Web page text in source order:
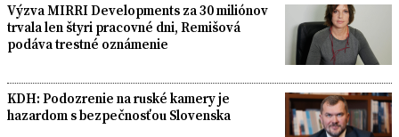
Výzva MIRRI Developments za 30 miliónov
trvala len štyri pracovné dni, Remišová
podáva trestné oznámenie
KDH: Podozrenie na ruské kamery je
hazardom s bezpečnosťou Slovenska